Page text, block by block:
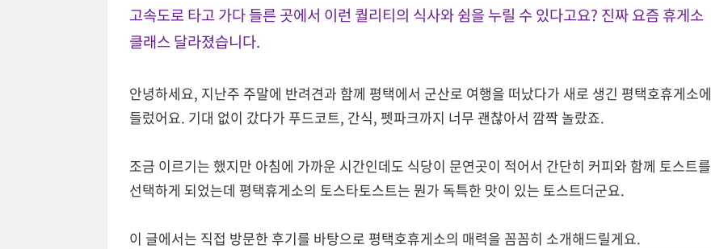
고속도로 타고 가다 들른 곳에서 이런 퀄리티의 식사와 쉼을 누릴 수 있다고요? 진짜 요즘 휴게소
클래스 달라졌습니다.
안녕하세요, 지난주 주말에 반려견과 함께 평택에서 군산로 여행을 떠났다가 새로 생긴 평택호휴게소에
들렀어요. 기대 없이 갔다가 푸드코트, 간식, 펫파크까지 너무 괜찮아서 깜짝 놀랐죠.
조금 이르기는 했지만 아침에 가까운 시간인데도 식당이 문연곳이 적어서 간단히 커피와 함께 토스트를
선택하게 되었는데 평택휴게소의 토스타토스트는 뭔가 독특한 맛이 있는 토스트더군요.
이 글에서는 직접 방문한 후기를 바탕으로 평택호휴게소의 매력을 꼼꼼히 소개해드릴게요.